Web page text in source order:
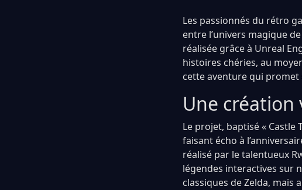
Les passionnés du rétro
entre l’univers magique
réalisée grâce à Unreal
histoires chéries, au
cette aventure qui promet
Une création
Le projet, baptisé « Castle
faisant écho à
réalisé par le talentueux
légendes interactives sur
classiques de Zelda, mais